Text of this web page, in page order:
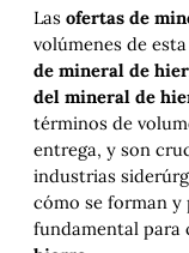
Las ofertas de
volúmenes de
de mineral de
del mineral de
términos de
entrega, y son
industrias
cómo se forman y
fundamental para